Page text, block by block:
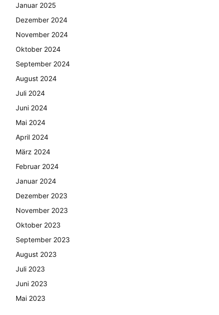
Januar 2025
Dezember 2024
November 2024
Oktober 2024
September 2024
August 2024
Juli 2024
Juni 2024
Mai 2024
April 2024
März 2024
Februar 2024
Januar 2024
Dezember 2023
November 2023
Oktober 2023
September 2023
August 2023
Juli 2023
Juni 2023
Mai 2023